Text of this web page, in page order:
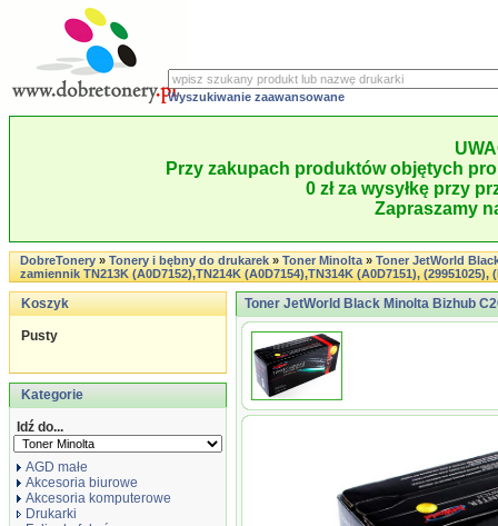
Wyszukiwanie zaawansowane
Przy zakupach produktów objętych
0 zł za wysyłkę przy
Zapraszamy
DobreTonery»Tonery i bębny do drukarek»Toner Minolta»Toner JetWorld
zamiennik TN213K (A0D7152),TN214K (A0D7154),TN314K (A0D7151), (29951025),
Koszyk
Pusty
Kategorie
Idź do...
AGD małe
Akcesoria biurowe
Akcesoria komputerowe
Drukarki
Toner JetWorld Black Minolta Bizhub